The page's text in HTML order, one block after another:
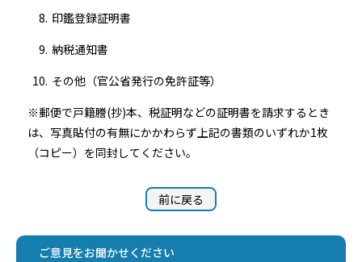
印鑑登録証明書
納税通知書
その他（官公省発行の免許証等）
※郵便で戸籍謄(抄)本、税証明などの証明書を請求するとき
は、写真貼付の有無にかかわらず上記の書類のいずれか1枚
（コピー）を同封してください。
前に戻る
ご意見をお聞かせください